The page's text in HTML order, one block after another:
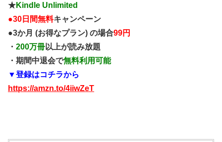
★Kindle Unlimited
●30日間無料キャンペーン
●3か月 (お得なプラン) の場合99円
・ 200万冊以上が読み放題
・期間中退会で無料利用可能
▼登録はコチラから
https://amzn.to/4iiwZeT